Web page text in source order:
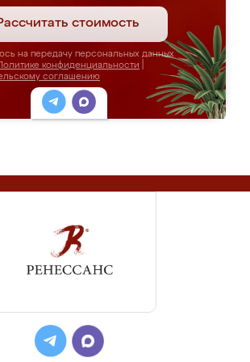
стоимость
на передачу персональных данных
конфиденциальности
соглашению